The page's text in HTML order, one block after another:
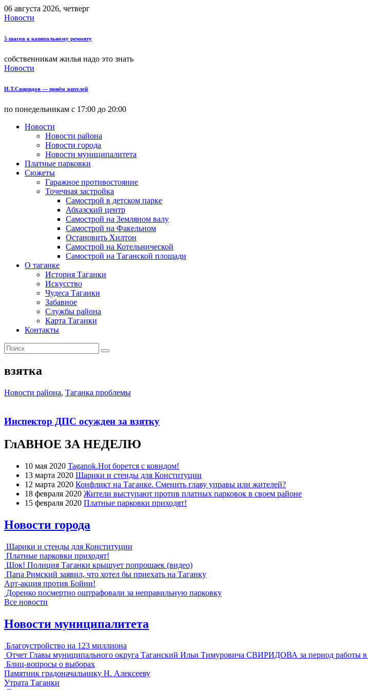
06 августа 2026, четверг
Новости
5 шагов к капитальному ремонту
собственникам жилья надо это знать
Новости
И.Т.Свиридов — приём жителей
по понедельникам с 17:00 до 20:00
Новости
Новости района
Новости города
Новости муниципалитета
Платные парковки
Сюжеты
Гаражное противостояние
Точечная застройка
Самострой в детском парке
Абхазский центр
Самострой на Земляном валу
Самострой на Факельном
Остановить Хилтон
Самострой на Котельнической
Самострой на Таганской площади
О таганке
История Таганки
Искусство
Чудеса Таганки
Забавное
Службы района
Карта Таганки
Контакты
взятка
Новости района, Таганка проблемы
Инспектор ДПС осужден за взятку
ГлАВНОЕ ЗА НЕДЕЛЮ
10 мая 2020 Taganok.Hot борется с ковидом!
13 марта 2020 Шарики и стенды для Конституции
12 марта 2020 Конфликт на Таганке. Сменить главу управы или жителей?
18 февраля 2020 Жители выступают против платных парковок в своем районе
15 февраля 2020 Платные парковки приходят!
Новости города
Шарики и стенды для Конституции
Платные парковки приходят!
Шок! Полиция Таганки крышует попрошаек (видео)
Папа Римский заявил, что хотел бы приехать на Таганку
Арт-акция против Бойни!
Доренко посмертно оштрафовали за неправильную парковку
Все новости
Новости муниципалитета
Благоустройство на 123 миллиона
Отчет Главы муниципального округа Таганский Ильи Тимуровича СВИРИДОВА за период работы в
Блиц-вопросы о выборах
Памятник градоначальнику Н. Алексееву
Утрата Таганки